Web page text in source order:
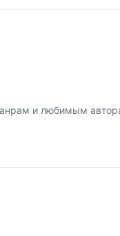
и любимым